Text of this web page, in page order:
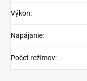
Výkon:
Napájanie:
Počet režimov: